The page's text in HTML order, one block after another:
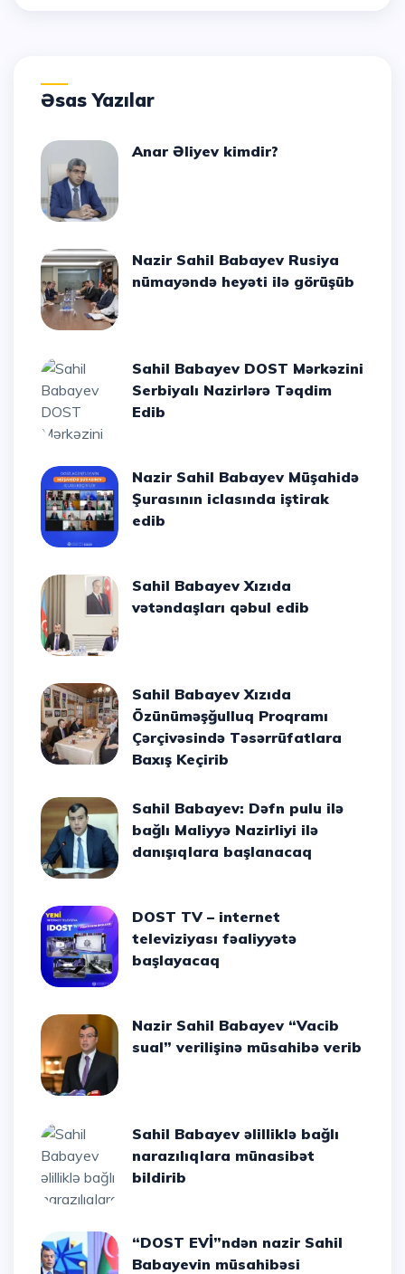
Əsas Yazılar
Anar Əliyev kimdir?
Nazir Sahil Babayev Rusiya
nümayəndə heyəti ilə görüşüb
Sahil Babayev DOST Mərkəzini
Serbiyalı Nazirlərə Təqdim
Edib
Nazir Sahil Babayev Müşahidə
Şurasının iclasında iştirak
edib
Sahil Babayev Xızıda
vətəndaşları qəbul edib
Sahil Babayev Xızıda
Özünüməşğulluq Proqramı
Çərçivəsində Təsərrüfatlara
Baxış Keçirib
Sahil Babayev: Dəfn pulu ilə
bağlı Maliyyə Nazirliyi ilə
danışıqlara başlanacaq
DOST TV – internet
televiziyası fəaliyyətə
başlayacaq
Nazir Sahil Babayev “Vacib
sual” verilişinə müsahibə verib
Sahil Babayev əlilliklə bağlı
narazılıqlara münasibət
bildirib
“DOST EVİ”ndən nazir Sahil
Babayevin müsahibəsi